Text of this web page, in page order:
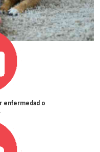
enfermedad o